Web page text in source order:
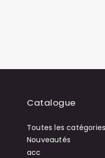
Catalogue
Toutes les catégories
Nouveautés
acc